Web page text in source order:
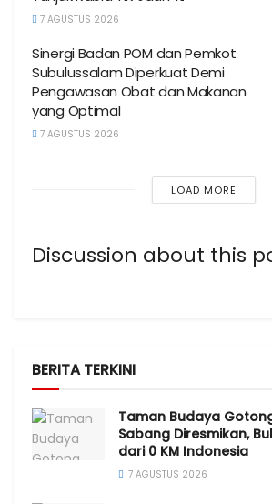
7 AGUSTUS 2026
Sinergi Badan POM dan Pemkot
Subulussalam Diperkuat Demi
Pengawasan Obat dan Makanan
yang Optimal
7 AGUSTUS 2026
LOAD MORE
Discussion about this
BERITA TERKINI
Taman Budaya
Sabang Diresmikan,
dari 0 KM Indonesia
7 AGUSTUS 2026